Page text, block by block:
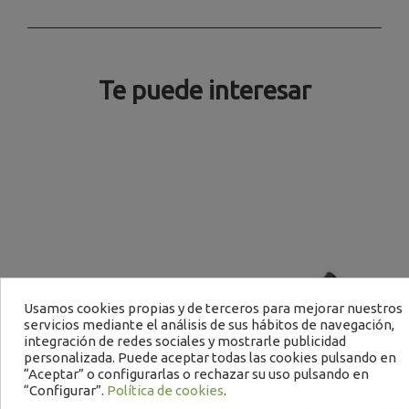
Te puede interesar
Usamos cookies propias y de terceros para mejorar nuestros
servicios mediante el análisis de sus hábitos de navegación,
integración de redes sociales y mostrarle publicidad
personalizada. Puede aceptar todas las cookies pulsando en
“Aceptar” o configurarlas o rechazar su uso pulsando en
“Configurar”. Política de cookies.